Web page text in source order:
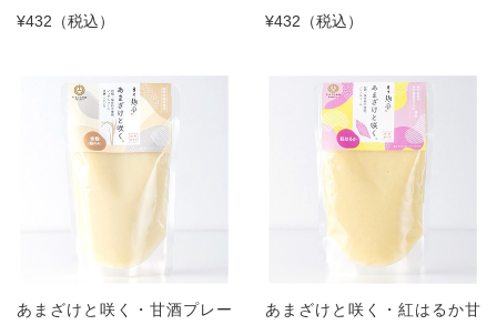
¥432（税込）
¥432（税込）
あまざけと咲く・甘酒プレー
あまざけと咲く・紅はるか甘